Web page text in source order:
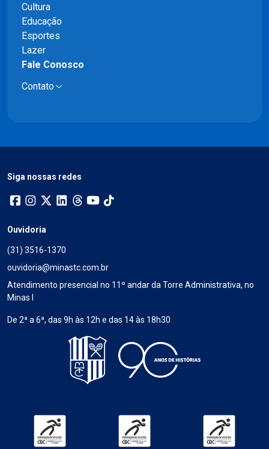
Cultura
Educação
Esportes
Lazer
Fale Conosco
Contato
Siga nossas redes
Ouvidoria
(31) 3516-1370
ouvidoria@minastc.com.br
Atendimento presencial no 11º andar da Torre Administrativa, no
Minas I
De 2ª a 6ª, das 9h às 12h e das 14 às 18h30